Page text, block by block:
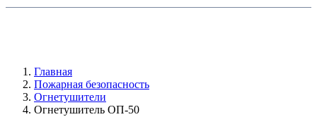
Главная
Пожарная безопасность
Огнетушители
Огнетушитель ОП-50